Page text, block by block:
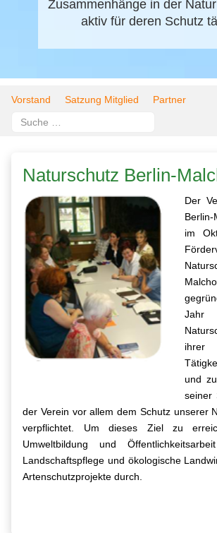
Zusammenhänge in der
aktiv für deren Schutz
Vorstand Satzung Mitglied
Partner
Suchen
Naturschutz Berlin-
Der
Berlin-
im
ihrer
und
seiner
der Verein vor allem dem Schutz unserer
verpflichtet. Um dieses Ziel zu
Umweltbildung und
Landschaftspflege und ökologische
Artenschutzprojekte durch.